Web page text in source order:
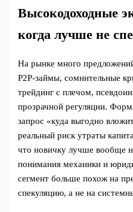
Высокодоходные
когда лучше не
На рынке много
P2P-займы, сомнительные
трейдинг с плечом,
прозрачной регуляции.
запрос «куда выгодно
реальный риск утраты
что новичку лучше вообще
понимания механики и
сегмент больше похож на
спекуляцию, а не на